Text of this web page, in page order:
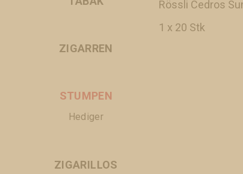
ZIGARREN
STUMPEN
Hediger
ZIGARILLOS
Rössli Cedros
1 x 20 Stk